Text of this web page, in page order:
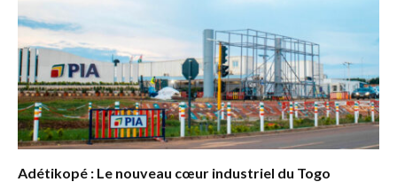
Adétikopé : Le nouveau cœur industriel du Togo